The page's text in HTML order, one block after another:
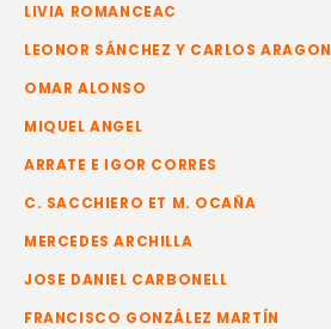
LIVIA ROMANCEAC
LEONOR SÁNCHEZ Y CARLOS ARAGON
OMAR ALONSO
MIQUEL ANGEL
ARRATE E IGOR CORRES
C. SACCHIERO ET M. OCAÑA
MERCEDES ARCHILLA
JOSE DANIEL CARBONELL
FRANCISCO GONZÁLEZ MARTÍN